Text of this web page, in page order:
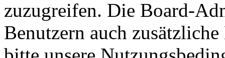
zuzugreifen. Die Board-
Benutzern auch